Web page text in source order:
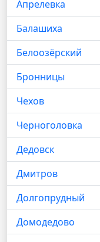
Апрелевка
Балашиха
Белоозёрский
Бронницы
Чехов
Черноголовка
Дедовск
Дмитров
Долгопрудный
Домодедово